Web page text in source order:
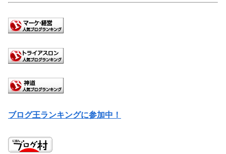
ブログ王ランキングに参加中！